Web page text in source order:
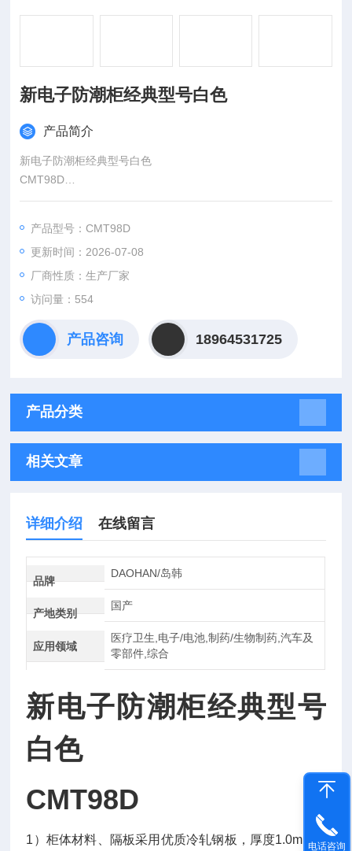
新电子防潮柜经典型号白色
产品简介
新电子防潮柜经典型号白色
CMT98D
1）柜体材料、隔板采用优质冷轧钢板，厚度1.0mm，重要部件
2）门镶3.2mm钢化玻璃
产品型号：CMT98D
更新时间：2026-07-08
厂商性质：生产厂家
访问量：554
产品咨询 18964531725
产品分类
相关文章
详细介绍 在线留言
品牌
DAOHAN/岛韩
产地类别
国产
应用领域
医疗卫生,电子/电池,制药/生物制药,汽车及
零部件,综合
新电子防潮柜经典型号
白色
CMT98D
1 ）柜体材料、隔板采用优质冷轧钢板，厚度1.0mm ，
电话咨询